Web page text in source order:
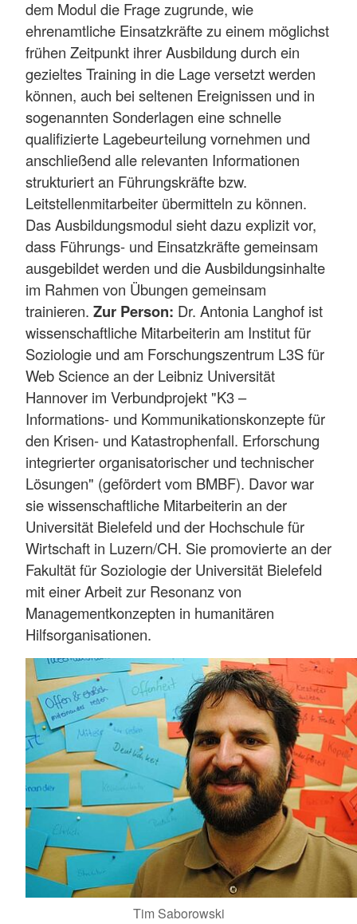
dem Modul die Frage zugrunde, wie
ehrenamtliche Einsatzkräfte zu einem möglichst
frühen Zeitpunkt ihrer Ausbildung durch ein
gezieltes Training in die Lage versetzt werden
können, auch bei seltenen Ereignissen und in
sogenannten Sonderlagen eine schnelle
qualifizierte Lagebeurteilung vornehmen und
anschließend alle relevanten Informationen
strukturiert an Führungskräfte bzw.
Leitstellenmitarbeiter übermitteln zu können.
Das Ausbildungsmodul sieht dazu explizit vor,
dass Führungs- und Einsatzkräfte gemeinsam
ausgebildet werden und die Ausbildungsinhalte
im Rahmen von Übungen gemeinsam
trainieren. Zur Person: Dr. Antonia Langhof ist
wissenschaftliche Mitarbeiterin am Institut für
Soziologie und am Forschungszentrum L3S für
Web Science an der Leibniz Universität
Hannover im Verbundprojekt "K3 –
Informations- und Kommunikationskonzepte für
den Krisen- und Katastrophenfall. Erforschung
integrierter organisatorischer und technischer
Lösungen" (gefördert vom BMBF). Davor war
sie wissenschaftliche Mitarbeiterin an der
Universität Bielefeld und der Hochschule für
Wirtschaft in Luzern/CH. Sie promovierte an der
Fakultät für Soziologie der Universität Bielefeld
mit einer Arbeit zur Resonanz von
Managementkonzepten in humanitären
Hilfsorganisationen.
Tim Saborowski